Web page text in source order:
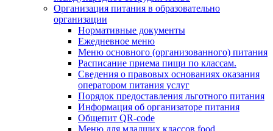
Организация питания в образовательно
организации
Нормативные документы
Ежедневное меню
Меню основного (организованного) питания
Расписание приема пищи по классам.
Сведения о правовых основаниях оказания
оператором питания услуг
Порядок предоставления льготного питания
Информация об организаторе питания
Общепит QR-code